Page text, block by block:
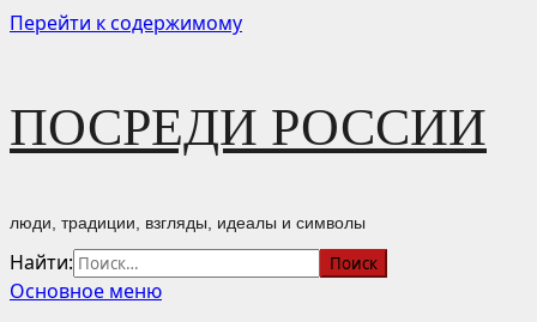
Перейти к содержимому
ПОСРЕДИ РОССИИ
люди, традиции, взгляды, идеалы и символы
Найти:
Основное меню